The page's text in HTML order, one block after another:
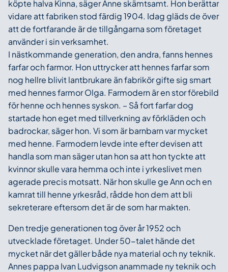
köpte halva Kinna, säger Anne skämtsamt. Hon berättar
vidare att fabriken stod färdig 1904. Idag gläds de över
att de fortfarande är de tillgångarna som företaget
använder i sin verksamhet.
I nästkommande generation, den andra, fanns hennes
farfar och farmor. Hon uttrycker att hennes farfar som
nog hellre blivit lantbrukare än fabrikör gifte sig smart
med hennes farmor Olga. Farmodern är en stor förebild
för henne och hennes syskon. – Så fort farfar dog
startade hon eget med tillverkning av förkläden och
badrockar, säger hon. Vi som är barnbarn var mycket
med henne. Farmodern levde inte efter devisen att
handla som man säger utan hon sa att hon tyckte att
kvinnor skulle vara hemma och inte i yrkeslivet men
agerade precis motsatt. När hon skulle ge Ann och en
kamrat till henne yrkesråd, rådde hon dem att bli
sekreterare eftersom det är de som har makten.
Den tredje generationen tog över år 1952 och
utvecklade företaget. Under 50-talet hände det
mycket när det gäller både nya material och ny teknik.
Annes pappa Ivan Ludvigson anammade ny teknik och